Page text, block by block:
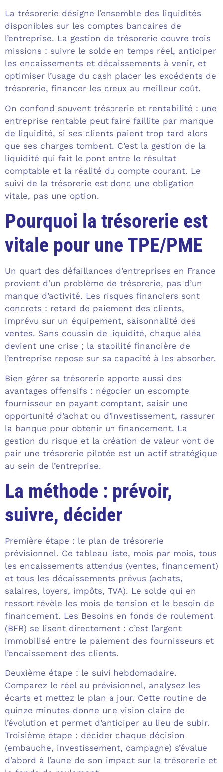
La trésorerie désigne l’ensemble des liquidités
disponibles sur les comptes bancaires de
l’entreprise. La gestion de trésorerie couvre trois
missions : suivre le solde en temps réel, anticiper
les encaissements et décaissements à venir, et
optimiser l’usage du cash placer les excédents de
trésorerie, financer les creux au meilleur coût.
On confond souvent trésorerie et rentabilité : une
entreprise rentable peut faire faillite par manque
de liquidité, si ses clients paient trop tard alors
que ses charges tombent. C’est la gestion de la
liquidité qui fait le pont entre le résultat
comptable et la réalité du compte courant. Le
suivi de la trésorerie est donc une obligation
vitale, pas une option.
Pourquoi la trésorerie est
vitale pour une TPE/PME
Un quart des défaillances d’entreprises en France
provient d’un problème de trésorerie, pas d’un
manque d’activité. Les risques financiers sont
concrets : retard de paiement des clients,
imprévu sur un équipement, saisonnalité des
ventes. Sans coussin de liquidité, chaque aléa
devient une crise ; la stabilité financière de
l’entreprise repose sur sa capacité à les absorber.
Bien gérer sa trésorerie apporte aussi des
avantages offensifs : négocier un escompte
fournisseur en payant comptant, saisir une
opportunité d’achat ou d’investissement, rassurer
la banque pour obtenir un financement. La
gestion du risque et la création de valeur vont de
pair une trésorerie pilotée est un actif stratégique
au sein de l’entreprise.
La méthode : prévoir,
suivre, décider
Première étape : le plan de trésorerie
prévisionnel. Ce tableau liste, mois par mois, tous
les encaissements attendus (ventes, financement)
et tous les décaissements prévus (achats,
salaires, loyers, impôts, TVA). Le solde qui en
ressort révèle les mois de tension et le besoin de
financement. Les Besoins en fonds de roulement
(BFR) se lisent directement : c’est l’argent
immobilisé entre le paiement des fournisseurs et
l’encaissement des clients.
Deuxième étape : le suivi hebdomadaire.
Comparez le réel au prévisionnel, analysez les
écarts et mettez le plan à jour. Cette routine de
quinze minutes donne une vision claire de
l’évolution et permet d’anticiper au lieu de subir.
Troisième étape : décider chaque décision
(embauche, investissement, campagne) s’évalue
d’abord à l’aune de son impact sur la trésorerie et